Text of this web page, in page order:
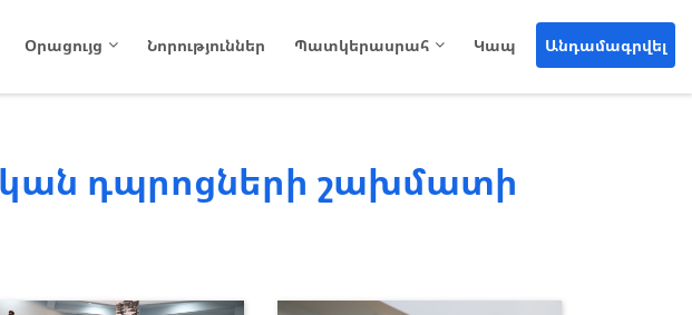
Օրացույց Նորություններ Պատկերասրահ Կապ Անդամագրվել
դպրոցների շախմատի